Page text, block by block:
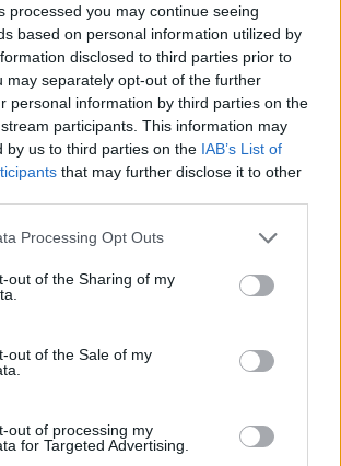
processed you may continue seeing
based on personal information utilized by
disclosed to third parties prior to
may separately opt-out of the further
personal information by third parties on the
participants. This information may
by us to third parties on the IAB’s List of
that may further disclose it to other
Processing Opt Outs
out of the Sharing of my
out of the Sale of my
out of processing my
for Targeted Advertising.
αποτελεί μια
για τους υποψηφίους να κάνουν
με το ιδιαίτερο
του Μουσικού Σχολείου
να προετοιμαστούν
για μια διαδικασία που μπορεί να
άρθρα μας στα αποτελέσματα
stonisi.gr on Google ↗
ΚΑΤΗΓΟΡΙΑ